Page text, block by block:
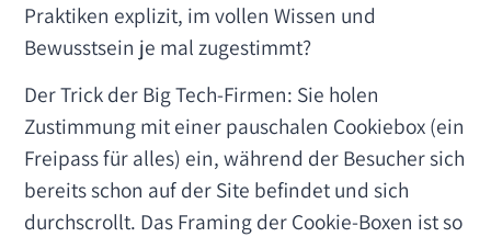
Praktiken explizit, im vollen Wissen und
Bewusstsein je mal zugestimmt?
Der Trick der Big Tech-Firmen: Sie holen
Zustimmung mit einer pauschalen Cookiebox (ein
Freipass für alles) ein, während der Besucher sich
bereits schon auf der Site befindet und sich
durchscrollt. Das Framing der Cookie-Boxen ist so